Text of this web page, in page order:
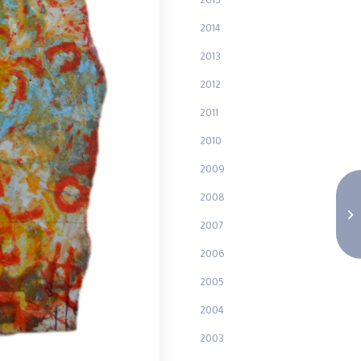
2014
2013
2012
2011
2010
2009
2008
2007
2006
2005
2004
2003